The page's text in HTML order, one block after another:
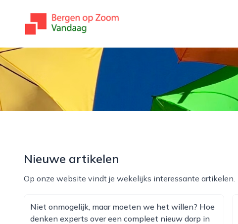
bergenopzoomvandaag.nl
Nieuwe artikelen
Op onze website vindt je wekelijks interessante artikelen.
Niet onmogelijk, maar moeten we het willen? Hoe
denken experts over een compleet nieuw dorp in